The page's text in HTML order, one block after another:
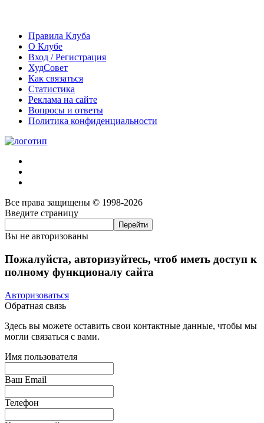
Правила Клуба
О Клубе
Вход / Регистрация
ХудСовет
Как связаться
Статистика
Реклама на сайте
Вопросы и ответы
Политика конфиденциальности
Все права защищены © 1998-2026
Введите страницу
Вы не авторизованы
Пожалуйста, авторизуйтесь, чтоб иметь доступ к
полному функционалу сайта
Авторизоваться
Обратная связь
Здесь вы можете оставить свои контактные данные, чтобы мы
могли связаться с вами.
Имя пользователя
Ваш Email
Телефон